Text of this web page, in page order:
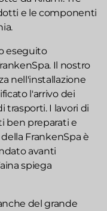
e le componenti
eseguito
Il nostro
nell'installazione
l'arrivo dei
trasporti. I lavori di
ben preparati e
FrankenSpa è
avanti
spiega
del grande